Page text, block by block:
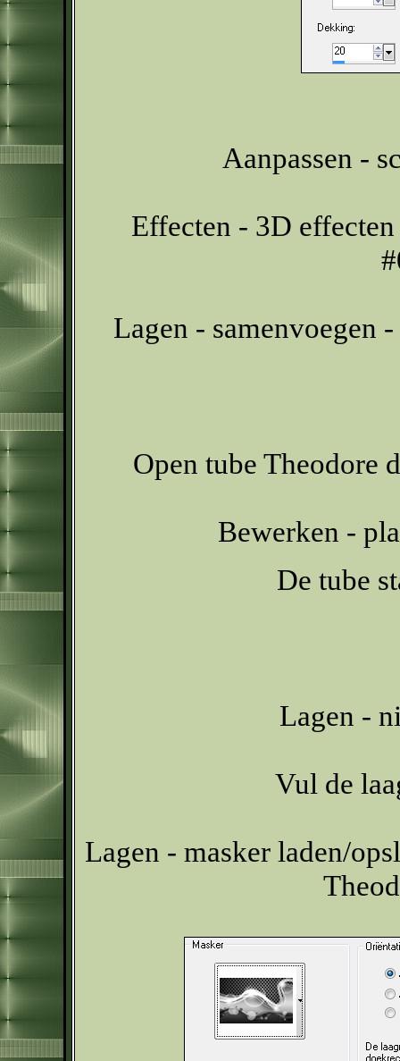
Aanpassen -
Effecten - 3D
Lagen - samenvoegen
Open tube Theodore
Bewerken -
De tube
Lagen -
Vul de
Lagen - masker laden/